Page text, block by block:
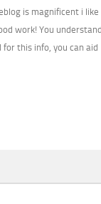
is magnificent i
work! You
for this info, you can aid